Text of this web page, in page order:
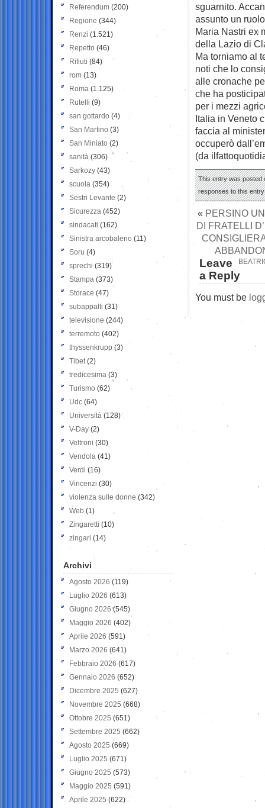
sguarnito.
assunto un
Maria Nastri ex
della Lazio di
Ma torniamo al
noti che lo
alle cronache
che ha
per i mezzi
Italia in Veneto
faccia al
occuperò
(da
This entry was posted
responses to this
« PERSINO
DI FRATELLI
Leave
a Reply
You must be
Referendum (200)
Regione (344)
Renzi (1.521)
Repetto (46)
Rifiuti (84)
rom (13)
Roma (1.125)
Rutelli (9)
san gottardo (4)
San Martino (3)
San Miniato (2)
sanità (306)
Sarkozy (43)
scuola (354)
Sestri Levante (2)
Sicurezza (452)
sindacati (162)
Sinistra arcobaleno (11)
Soru (4)
sprechi (319)
Stampa (373)
Storace (47)
subappalti (31)
televisione(244)
terremoto (402)
thyssenkrupp (3)
Tibet(2)
tredicesima (3)
Turismo (62)
Udc (64)
Università (128)
V-Day (2)
Veltroni (30)
Vendola (41)
Verdi (16)
Vincenzi (30)
violenza sulle donne (342)
Web (1)
Zingaretti (10)
zingari (14)
Archivi
Agosto 2026 (119)
Luglio 2026 (613)
Giugno 2026 (545)
Maggio 2026 (402)
Aprile 2026 (591)
Marzo 2026 (641)
Febbraio 2026 (617)
Gennaio 2026 (652)
Dicembre 2025 (627)
Novembre 2025 (668)
Ottobre 2025 (651)
Settembre 2025 (662)
Agosto 2025 (669)
Luglio 2025 (671)
Giugno 2025 (573)
Maggio 2025 (591)
Aprile 2025 (622)